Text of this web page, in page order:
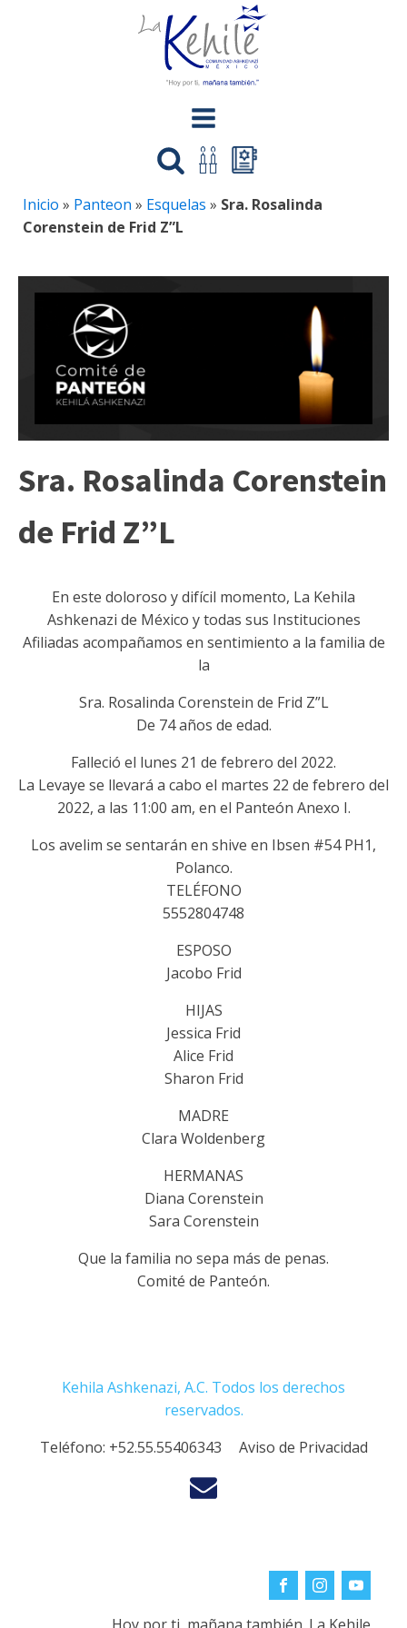
Inicio » Panteon » Esquelas » Sra. Rosalinda
Corenstein de Frid Z”L
Sra. Rosalinda Corenstein
de Frid Z”L
En este doloroso y difícil momento, La Kehila
Ashkenazi de México y todas sus Instituciones
Afiliadas acompañamos en sentimiento a la familia de
la
Sra. Rosalinda Corenstein de Frid Z”L
De 74 años de edad.
Falleció el lunes 21 de febrero del 2022.
La Levaye se llevará a cabo el martes 22 de febrero del
2022, a las 11:00 am, en el Panteón Anexo I.
Los avelim se sentarán en shive en Ibsen #54 PH1,
Polanco.
TELÉFONO
5552804748
ESPOSO
Jacobo Frid
HIJAS
Jessica Frid
Alice Frid
Sharon Frid
MADRE
Clara Woldenberg
HERMANAS
Diana Corenstein
Sara Corenstein
Que la familia no sepa más de penas.
Comité de Panteón.
Kehila Ashkenazi, A.C. Todos los derechos
reservados.
Teléfono: +52.55.55406343 Aviso de Privacidad